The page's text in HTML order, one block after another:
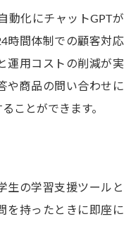
動化にチャットGPTが
時間体制での顧客対応
運用コストの削減が実
や商品の問い合わせに
ことができます。
生の学習支援ツールと
を持ったときに即座に